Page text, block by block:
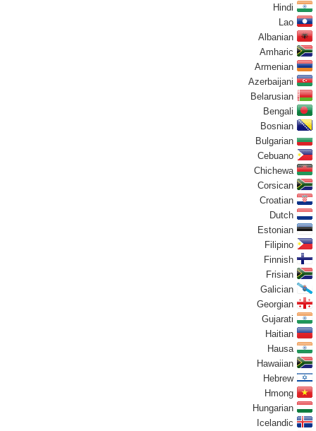
Hindi
Lao
Albanian
Amharic
Armenian
Azerbaijani
Belarusian
Bengali
Bosnian
Bulgarian
Cebuano
Chichewa
Corsican
Croatian
Dutch
Estonian
Filipino
Finnish
Frisian
Galician
Georgian
Gujarati
Haitian
Hausa
Hawaiian
Hebrew
Hmong
Hungarian
Icelandic